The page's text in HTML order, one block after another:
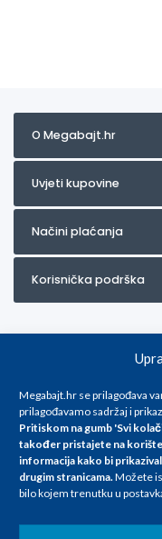
Megabajt.hr se prilagođava
prilagođavamo sadržaj i
Pritiskom na gumb 'Svi
također pristajete na
informacija kako bi
drugim stranicama.Možete
bilo kojem trenutku u
O Megabajt.hr
Uvjeti kupovine
Načini plaćanja
Korisnička podrška
Za artikle kojih trenutno
info@megabajt.hr. Sve
promjenama, a
iskazane su za avansno
se razlikovati od cijena u